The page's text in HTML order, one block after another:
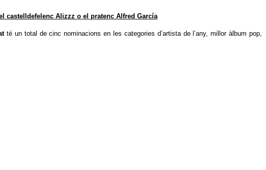
castelldefelenc Alizzz o el pratenc Alfred García
té un total de cinc nominacions en les categories d’artista de l’any, millor àlbum pop,